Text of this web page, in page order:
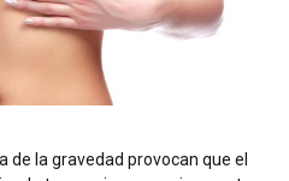
de la gravedad provocan que el